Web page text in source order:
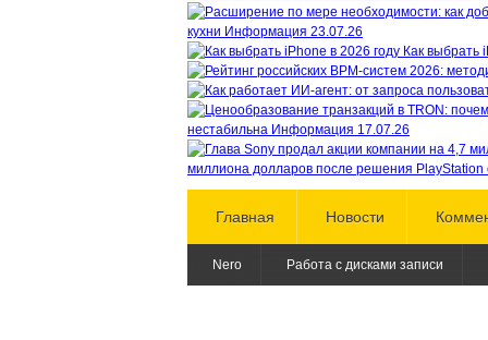
кухни Информация 23.07.26
Как выбрать
нестабильна Информация 17.07.26
миллиона долларов после решения PlayStation
Главная Новости
Nero Работа с дисками записи